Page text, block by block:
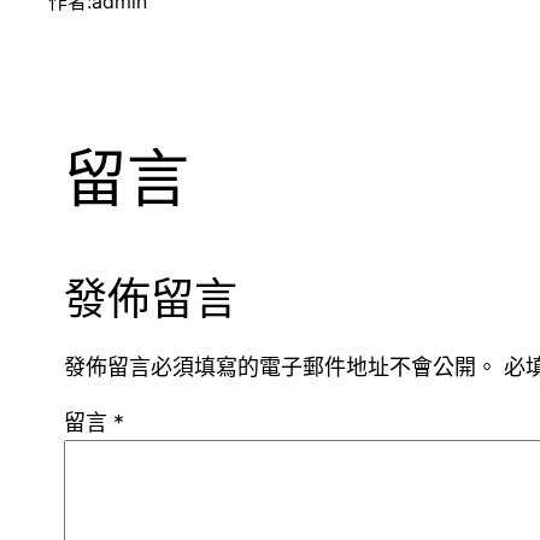
留言
發佈留言
發佈留言必須填寫的電子郵件地址不會公開。 必
留言 *